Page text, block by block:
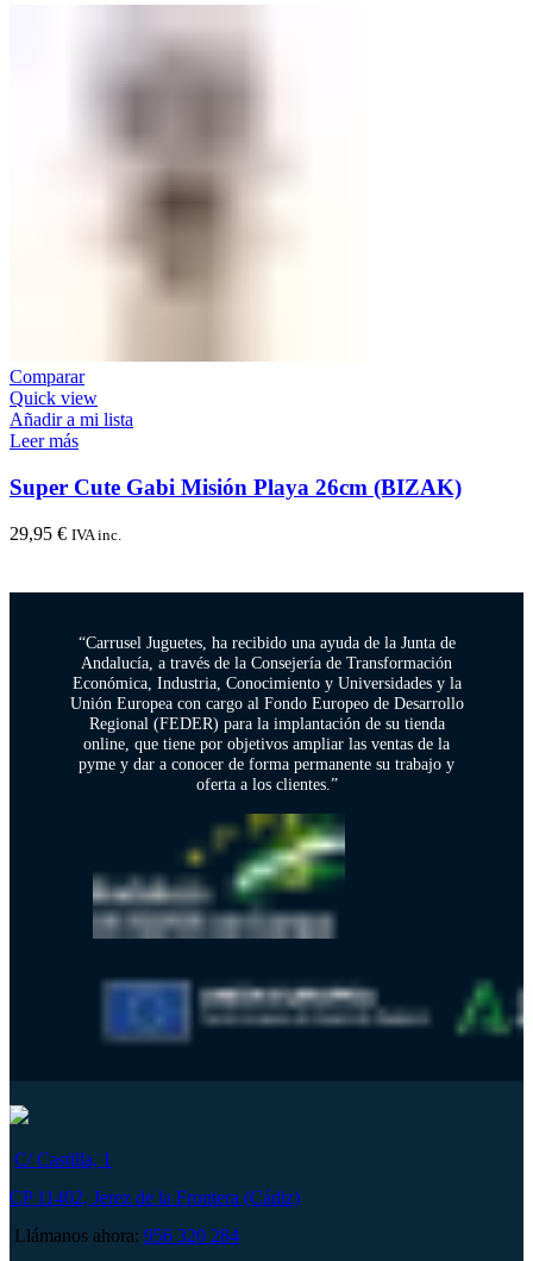
Comparar
Quick view
Añadir a mi lista
Leer más
Super Cute Gabi Misión Playa 26cm (BIZAK)
29,95 € IVA inc.
“Carrusel Juguetes, ha recibido una ayuda de la Junta de
Andalucía, a través de la Consejería de Transformación
Económica, Industria, Conocimiento y Universidades y la
Unión Europea con cargo al Fondo Europeo de Desarrollo
Regional (FEDER) para la implantación de su tienda
online, que tiene por objetivos ampliar las ventas de la
pyme y dar a conocer de forma permanente su trabajo y
oferta a los clientes.”
C/ Castilla, 1
CP 11402, Jerez de la Frontera (Cádiz)
Llámanos ahora: 956 320 284